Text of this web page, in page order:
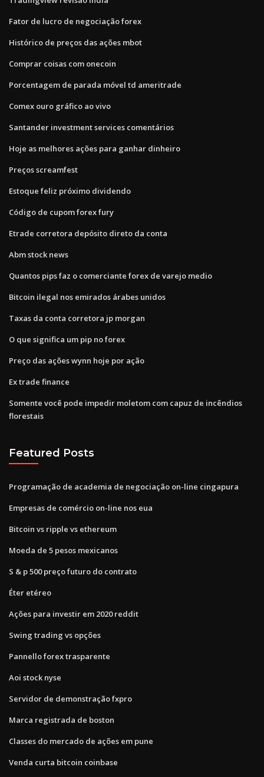
Fator de lucro de negociação forex
Histórico de preços das ações mbot
Comprar coisas com onecoin
Porcentagem de parada móvel td ameritrade
Comex ouro gráfico ao vivo
Santander investment services comentários
Hoje as melhores ações para ganhar dinheiro
Preços screamfest
Estoque feliz próximo dividendo
Código de cupom forex fury
Etrade corretora depósito direto da conta
Abm stock news
Quantos pips faz o comerciante forex de varejo medio
Bitcoin ilegal nos emirados árabes unidos
Taxas da conta corretora jp morgan
O que significa um pip no forex
Preço das ações wynn hoje por ação
Ex trade finance
Somente você pode impedir moletom com capuz de incêndios
florestais
Featured Posts
Programação de academia de negociação on-line cingapura
Empresas de comércio on-line nos eua
Bitcoin vs ripple vs ethereum
Moeda de 5 pesos mexicanos
S & p 500 preço futuro do contrato
Éter etéreo
Ações para investir em 2020 reddit
Swing trading vs opções
Pannello forex trasparente
Aoi stock nyse
Servidor de demonstração fxpro
Marca registrada de boston
Classes do mercado de ações em pune
Venda curta bitcoin coinbase